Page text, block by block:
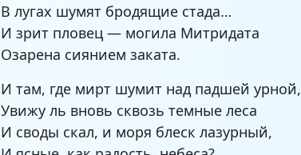
В лугах шумят бродящие стада…
И зрит пловец — могила Митридата
Озарена сиянием заката.
И там, где мирт шумит над падшей урной,
Увижу ль вновь сквозь темные леса
И своды скал, и моря блеск лазурный,